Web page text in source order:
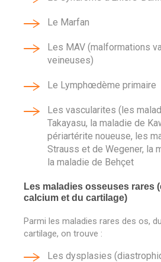
Le Marfan
Les MAV (malformations
veineuses)
Le Lymphœdème primaire
Les vascularites (les
Takayasu, la maladie de
périartérite noueuse, les
Strauss et de Wegener, la
la maladie de Behçet
Les maladies osseuses rares
calcium et du cartilage)
Parmi les maladies rares des os,
cartilage, on trouve :
Les dysplasies